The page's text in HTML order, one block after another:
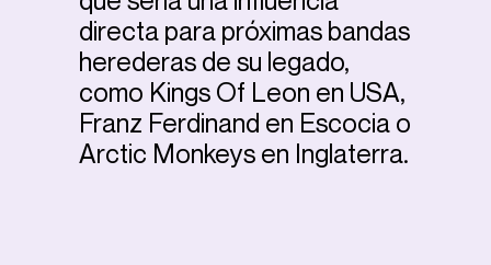
directa para próximas bandas
herederas de su legado,
como Kings Of Leon en USA,
Franz Ferdinand en Escocia o
Arctic Monkeys en Inglaterra.